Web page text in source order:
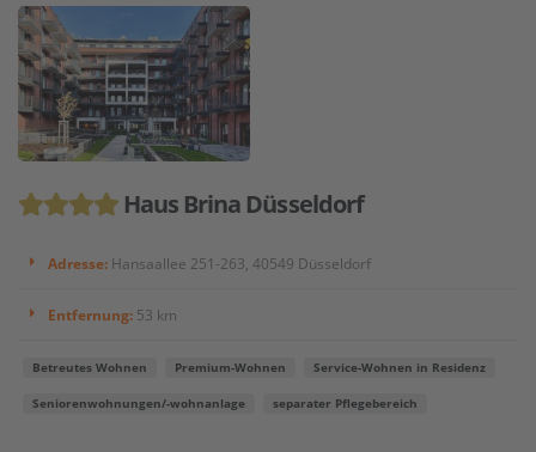
Haus Brina Düsseldorf
Adresse: Hansaallee 251-263, 40549 Düsseldorf
Entfernung: 53 km
Betreutes Wohnen Premium-Wohnen Service-Wohnen in Residenz
Seniorenwohnungen/-wohnanlage separater Pflegebereich